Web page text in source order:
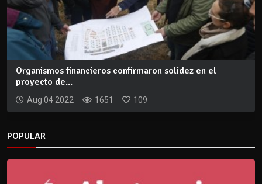
Organismos financieros confirmaron solidez en el
proyecto de...
Aug 04 2022 1651 109
POPULAR